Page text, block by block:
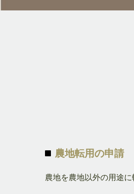
農地転用の申請
農地を農地以外の用途